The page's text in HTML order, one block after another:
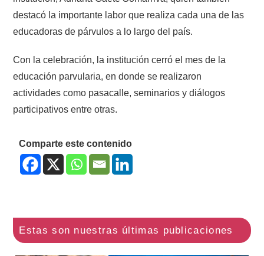
destacó la importante labor que realiza cada una de las
educadoras de párvulos a lo largo del país.
Con la celebración, la institución cerró el mes de la
educación parvularia, en donde se realizaron
actividades como pasacalle, seminarios y diálogos
participativos entre otras.
Comparte este contenido